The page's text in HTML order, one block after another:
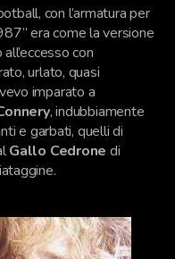
con l’armatura per
era come la versione
con
urlato, quasi
imparato a
, indubbiamente
e garbati, quelli di
Gallo Cedrone di